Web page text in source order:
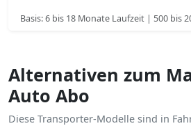
Basis: 6 bis 18 Monate Laufzeit | 500 bis
Alternativen zum
Auto Abo
Diese Transporter-Modelle sind in